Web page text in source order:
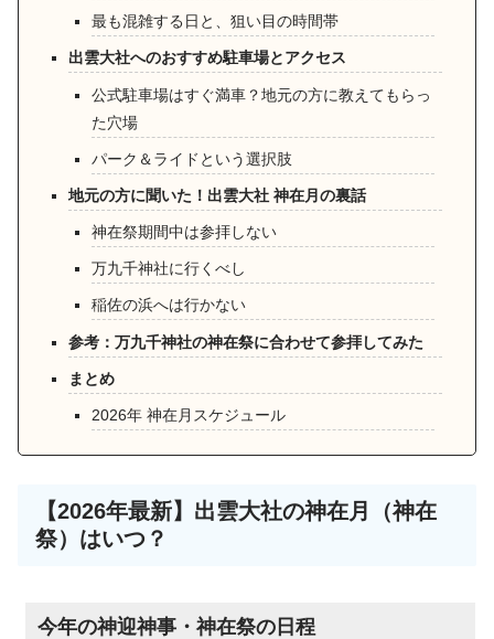
最も混雑する日と、狙い目の時間帯
出雲大社へのおすすめ駐車場とアクセス
公式駐車場はすぐ満車？地元の方に教えてもらっ
た穴場
パーク＆ライドという選択肢
地元の方に聞いた！出雲大社 神在月の裏話
神在祭期間中は参拝しない
万九千神社に行くべし
稲佐の浜へは行かない
参考：万九千神社の神在祭に合わせて参拝してみた
まとめ
2026年 神在月スケジュール
【2026年最新】出雲大社の神在月（神在
祭）はいつ？
今年の神迎神事・神在祭の日程